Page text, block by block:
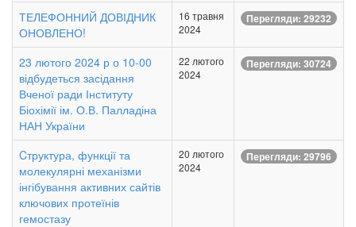
ТЕЛЕФОННИЙ ДОВІДНИК
ОНОВЛЕНО!
16 травня
2024
Перегляди: 29232
23 лютого 2024 р о 10-00
відбудеться засідання
Вченої ради Інституту
Біохімії ім. О.В. Палладіна
НАН України
22 лютого
2024
Перегляди: 30724
Cтруктура, функції та
молекулярні механізми
інгібування активних сайтів
ключових протеїнів
гемостазу
20 лютого
2024
Перегляди: 29796